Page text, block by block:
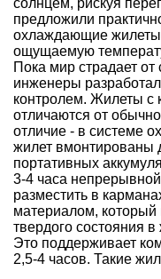
солнцем, рискуя
предложили
охлаждающие
ощущаемую
Пока мир страдает
инженеры
контролем. Жилеты с
отличаются от
отличие - в системе
жилет вмонтированы
портативных
3-4 часа
разместить в
материалом, который
твердого состояния
Это поддерживает
2,5-4 часов. Такие